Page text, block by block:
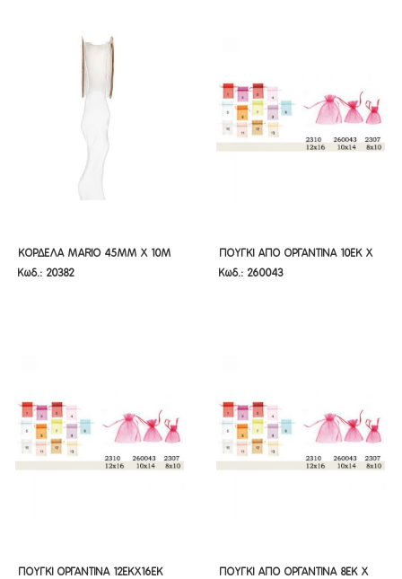
ΚΟΡΔΕΛΑ MARIO 45MM X 10M
ΛΕΥΚΗ
ΚΟΡΔΕΛΑ MARIO 45MM X 10M
ΛΕΥΚΗ
Κωδ.: 20382
ΠΟΥΓΚΙ ΑΠΟ ΟΡΓΑΝΤΙΝΑ 10ΕΚ Χ
14ΕΚ
ΠΟΥΓΚΙ ΑΠΟ ΟΡΓΑΝΤΙΝΑ 10ΕΚ Χ
14ΕΚ
Κωδ.: 260043
ΠΟΥΓΚΙ ΟΡΓΑΝΤΙΝΑ 12ΕΚΧ16ΕΚ
ΠΟΥΓΚΙ ΟΡΓΑΝΤΙΝΑ 12ΕΚΧ16ΕΚ
ΠΟΥΓΚΙ ΑΠΟ ΟΡΓΑΝΤΙΝΑ 8ΕΚ Χ
ΠΟΥΓΚΙ ΑΠΟ ΟΡΓΑΝΤΙΝΑ 8ΕΚ Χ